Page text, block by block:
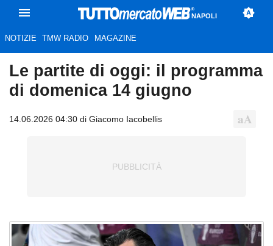
NAPOLI
NOTIZIE TMW RADIO MAGAZINE
Le partite di oggi: il programma
di domenica 14 giugno
14.06.2026 04:30 di Giacomo Iacobellis